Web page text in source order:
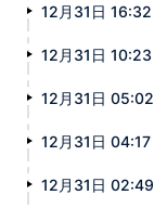
12月31日 16:32
12月31日 10:23
12月31日 05:02
12月31日 04:17
12月31日 02:49